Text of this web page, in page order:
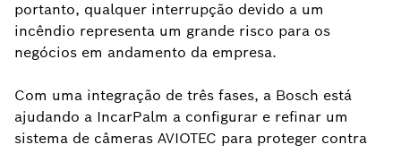
portanto, qualquer interrupção devido a um
incêndio representa um grande risco para os
negócios em andamento da empresa.
Com uma integração de três fases, a Bosch está
ajudando a IncarPalm a configurar e refinar um
sistema de câmeras AVIOTEC para proteger contra